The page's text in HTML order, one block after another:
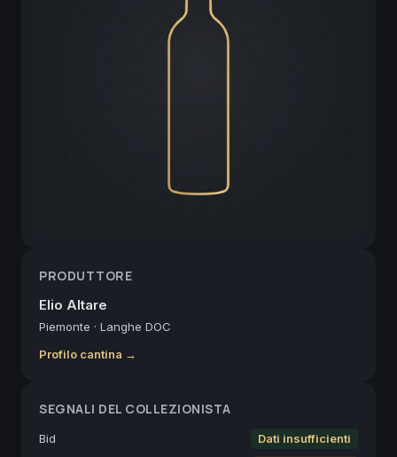
PRODUTTORE
Elio Altare
Piemonte · Langhe DOC
Profilo cantina →
SEGNALI DEL COLLEZIONISTA
Bid
Dati insufficienti